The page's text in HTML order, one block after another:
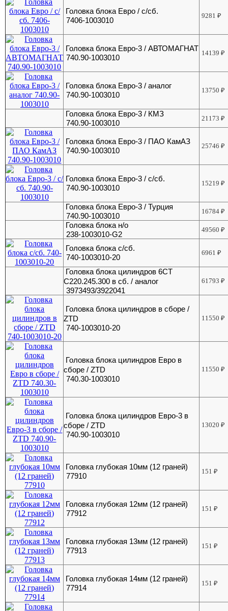
Головка блока Евро / с/сб.
7406-1003010
9281₽
Головка блока Евро-3 / АВТОМАГНАТ
740.90-1003010
14139₽
Головка блока Евро-3 / аналог
740.90-1003010
13750₽
Головка блока Евро-3 / КМЗ
740.90-1003010
21173₽
Головка блока Евро-3 / ПАО КамАЗ
740.90-1003010
25746₽
Головка блока Евро-3 / с/сб.
740.90-1003010
15219₽
Головка блока Евро-3 / Турция
740.90-1003010
16784₽
Головка блока н/о
238-1003010-G2
49560₽
Головка блока с/сб.
740-1003010-20
6961₽
Головка блока цилиндров 6CT
C220.245.300 в сб. / аналог
3973493/3922041
61793₽
Головка блока цилиндров в сборе /
ZTD
740-1003010-20
11550₽
Головка блока цилиндров Евро в
сборе / ZTD
740.30-1003010
11550₽
Головка блока цилиндров Евро-3 в
сборе / ZTD
740.90-1003010
13020₽
Головка глубокая 10мм (12 граней)
77910
151₽
Головка глубокая 12мм (12 граней)
77912
151₽
Головка глубокая 13мм (12 граней)
77913
151₽
Головка глубокая 14мм (12 граней)
77914
151₽